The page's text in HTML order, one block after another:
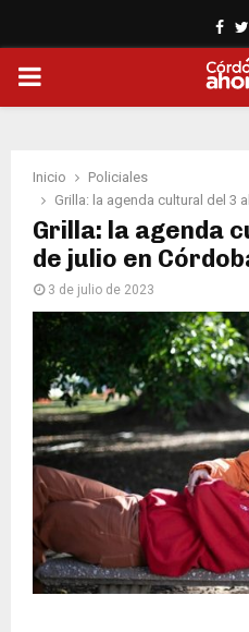
PRIMARY
Inicio
Policiales
Grilla: la agenda cultural del 3
Grilla: la agenda
de julio en
3 de julio de 2023